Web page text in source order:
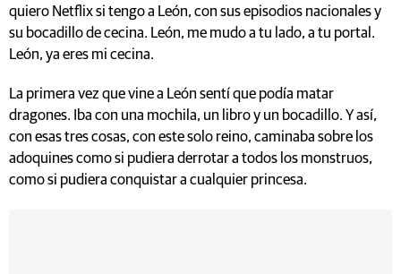
quiero Netflix si tengo a León, con sus episodios nacionales y
su bocadillo de cecina. León, me mudo a tu lado, a tu portal.
León, ya eres mi cecina.
La primera vez que vine a León sentí que podía matar
dragones. Iba con una mochila, un libro y un bocadillo. Y así,
con esas tres cosas, con este solo reino, caminaba sobre los
adoquines como si pudiera derrotar a todos los monstruos,
como si pudiera conquistar a cualquier princesa.